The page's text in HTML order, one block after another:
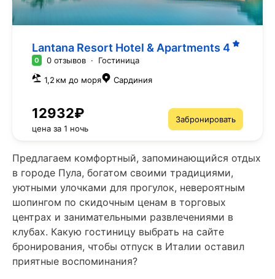
Lantana Resort Hotel & Apartments 4
0 0 отзывов · Гостиница
1,2 км до моря
Сардиния
12932₽
цена за 1 ночь
Забронировать
Предлагаем комфортный, запоминающийся отдых
в городе Пула, богатом своими традициями,
уютными улочками для прогулок, невероятным
шопингом по скидочным ценам в торговых
центрах и занимательными развлечениями в
клубах. Какую гостиницу выбрать на сайте
бронирования, чтобы отпуск в Италии оставил
приятные воспоминания?